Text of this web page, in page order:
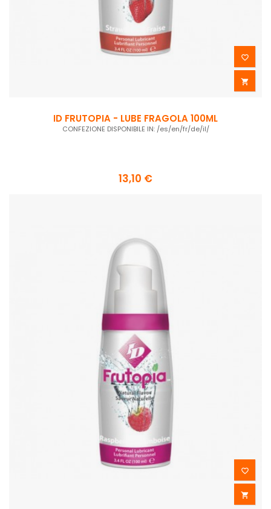


ID FRUTOPIA - LUBE FRAGOLA 100ML
CONFEZIONE DISPONIBILE IN: /es/en/fr/de/il/
13,10 €

